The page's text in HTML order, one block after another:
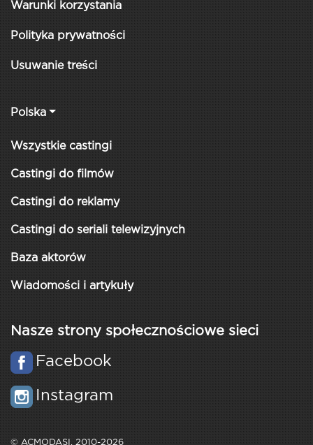
Warunki korzystania
Polityka prywatności
Usuwanie treści
Polska
Wszystkie castingi
Castingi do filmów
Castingi do reklamy
Castingi do seriali telewizyjnych
Baza aktorów
Wiadomości i artykuły
Nasze strony społecznościowe sieci
Facebook
Instagram
© ACMODASI, 2010-2026